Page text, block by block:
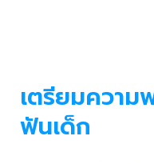
เตรียมควา
ฟันเด็ก